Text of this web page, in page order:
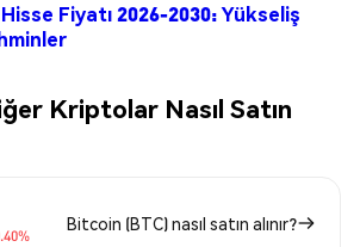
Fiyatı 2026-2030: Yükseliş
Kriptolar Nasıl Satın
Bitcoin (BTC) nasıl satın alınır?